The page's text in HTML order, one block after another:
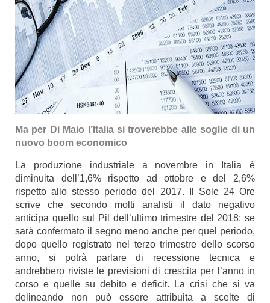
Ma per Di Maio l’I talia si troverebbe alle soglie di un
nuovo boom economico
La produzione industriale a novembre in Italia è
diminuita dell’1,6% rispetto ad ottobre e del 2,6%
rispetto allo stesso periodo del 2017.
Il Sole 24 Ore
scrive che secondo molti analisti il dato negativo
anticipa quello sul Pil dell’ultimo trimestre del 2018: se
sarà confermato il segno meno anche per quel periodo,
dopo quello registrato nel terzo trimestre dello scorso
anno, si potrà parlare di recessione tecnica e
andrebbero riviste le previsioni di crescita per l’anno in
corso e quelle su debito e deficit. La crisi che si va
delineando non può essere attribuita a scelte di